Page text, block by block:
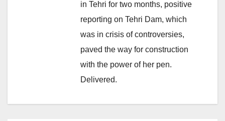
in Tehri for two months, positive
reporting on Tehri Dam, which
was in crisis of controversies,
paved the way for construction
with the power of her pen.
Delivered.